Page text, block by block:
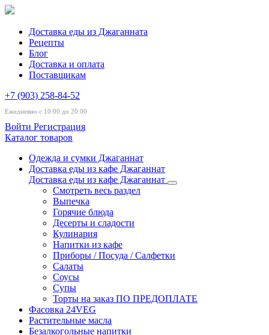
Доставка еды из Джаганната
Рецепты
Блог
Доставка и оплата
Поставщикам
+7 (903) 258-84-52
Ежедневно с 10:00 до 20:00
Войти Регистрация
Каталог товаров
Одежда и сумки Джаганнат
Доставка еды из кафе Джаганнат
Доставка еды из кафе Джаганнат
Смотреть весь раздел
Выпечка
Горячие блюда
Десерты и сладости
Кулинария
Напитки из кафе
Приборы / Посуда / Салфетки
Салаты
Соусы
Супы
Торты на заказ ПО ПРЕДОПЛАТЕ
Фасовка 24VEG
Растительные масла
Безалкогольные напитки